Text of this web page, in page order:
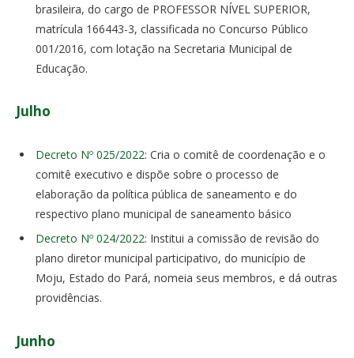
brasileira, do cargo de PROFESSOR NÍVEL SUPERIOR,
matrícula 166443-3, classificada no Concurso Público
001/2016, com lotação na Secretaria Municipal de
Educação.
Julho
Decreto Nº 025/2022: Cria o comitê de coordenação e o
comitê executivo e dispõe sobre o processo de
elaboração da política pública de saneamento e do
respectivo plano municipal de saneamento básico
Decreto Nº 024/2022: Institui a comissão de revisão do
plano diretor municipal participativo, do município de
Moju, Estado do Pará, nomeia seus membros, e dá outras
providências.
Junho